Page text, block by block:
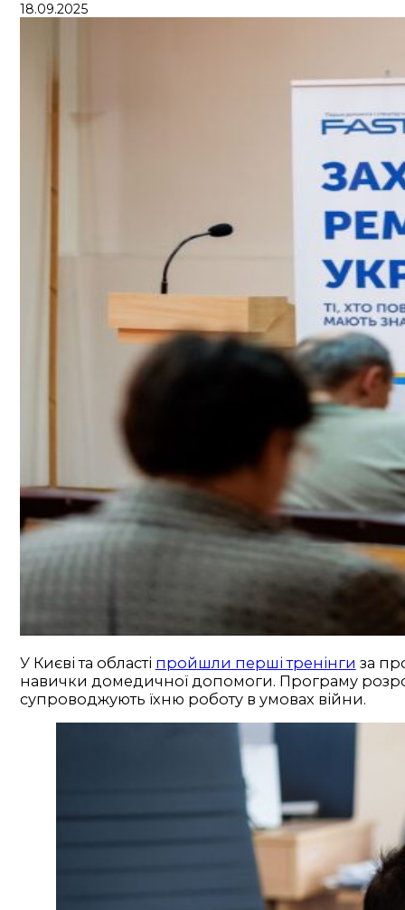
18.09.2025
У Києві та області пройшли перші тренінги за
навички домедичної допомоги. Програму
супроводжують їхню роботу в умовах війни.